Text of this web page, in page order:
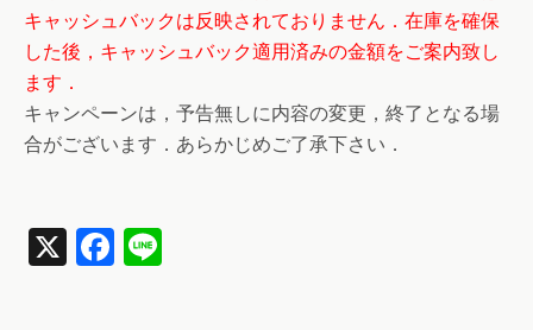
キャッシュバックは反映されておりません．在庫を確保
した後，キャッシュバック適用済みの金額をご案内致し
ます．
キャンペーンは，予告無しに内容の変更，終了となる場
合がございます．あらかじめご了承下さい．
X F